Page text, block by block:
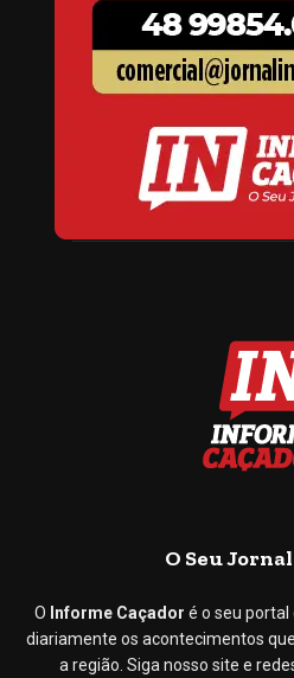
O Seu
O Informe Caçador é o seu
diariamente os acontecimentos
a região. Siga nosso site e